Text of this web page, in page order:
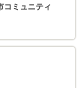
コミュニティ